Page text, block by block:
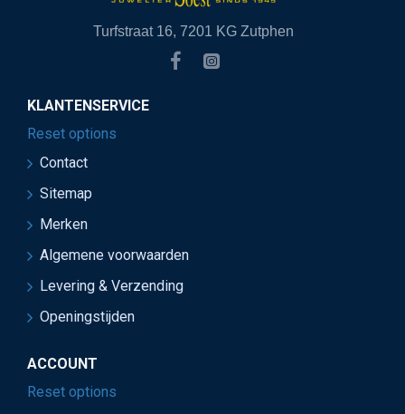
Turfstraat 16, 7201 KG Zutphen
KLANTENSERVICE
Reset options
Contact
Sitemap
Merken
Algemene voorwaarden
Levering & Verzending
Openingstijden
ACCOUNT
Reset options